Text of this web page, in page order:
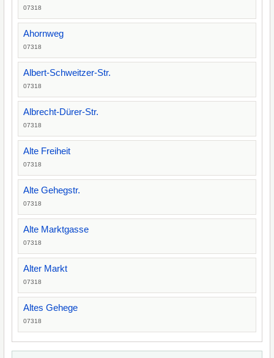
07318
Ahornweg
07318
Albert-Schweitzer-Str.
07318
Albrecht-Dürer-Str.
07318
Alte Freiheit
07318
Alte Gehegstr.
07318
Alte Marktgasse
07318
Alter Markt
07318
Altes Gehege
07318